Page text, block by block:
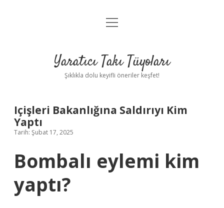
Anasayfa
Yasal Uyarı
menüyü
Yaratıcı Takı Tüyoları
Şıklıkla dolu keyifli öneriler keşfet!
Içişleri Bakanlığına Saldırıyı Kim
Yaptı
Tarih: Şubat 17, 2025
Bombalı eylemi kim
yaptı?